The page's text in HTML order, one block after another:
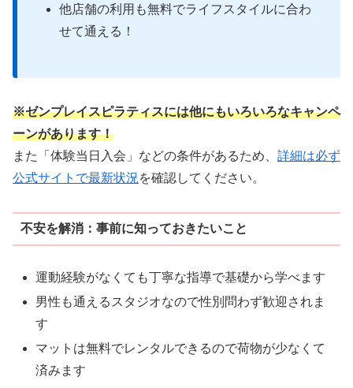
他店舗の利用も無料でライフスタイルに合わ
せて通える！
※ゼンプレイスピラティスには他にもいろいろなキャンペ
ーンがあります！
また「体験当日入会」などの条件があるため、 詳細は必ず
公式サイトで最新状況を確認してください。
不安を解消：事前に知っておきたいこと
運動経験がなくても丁寧な指導で基礎から学べます
男性も通えるスタジオなので性別問わず歓迎されま
す
マットは無料でレンタルできるので荷物が少なくて
済みます